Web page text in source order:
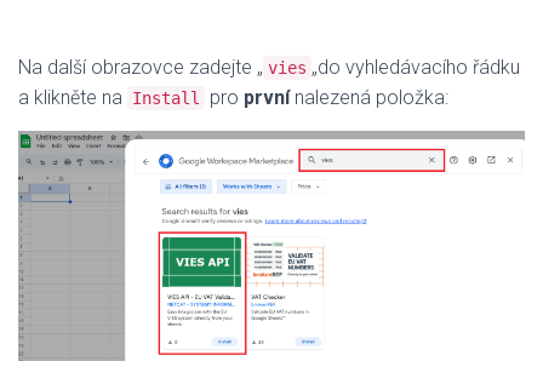
Na další obrazovce zadejte „ vies „do vyhledávacího řádku
a klikněte na Install pro prvnínalezená položka: